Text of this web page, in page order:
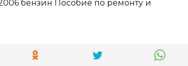
бензин Пособие по ремонту и